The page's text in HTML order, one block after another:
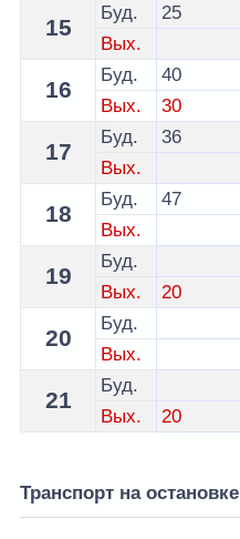
15
Буд.
25
Вых.
16
Буд.
40
Вых.
30
17
Буд.
36
Вых.
18
Буд.
47
Вых.
19
Буд.
Вых.
20
20
Буд.
Вых.
21
Буд.
Вых.
20
Транспорт на остановке